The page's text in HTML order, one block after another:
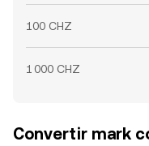
100 CHZ
1 000 CHZ
Convertir mark